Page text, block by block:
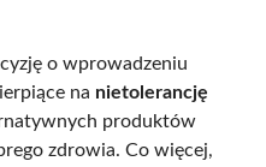
o wprowadzeniu
na nietolerancję
produktów
zdrowia. Co więcej,